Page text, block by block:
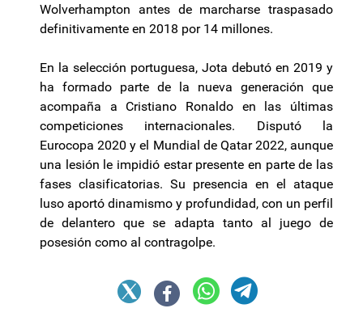
Wolverhampton antes de marcharse traspasado
definitivamente en 2018 por 14 millones.
En la selección portuguesa, Jota debutó en 2019 y
ha formado parte de la nueva generación que
acompaña a Cristiano Ronaldo en las últimas
competiciones internacionales. Disputó la
Eurocopa 2020 y el Mundial de Qatar 2022, aunque
una lesión le impidió estar presente en parte de las
fases clasificatorias. Su presencia en el ataque
luso aportó dinamismo y profundidad, con un perfil
de delantero que se adapta tanto al juego de
posesión como al contragolpe.